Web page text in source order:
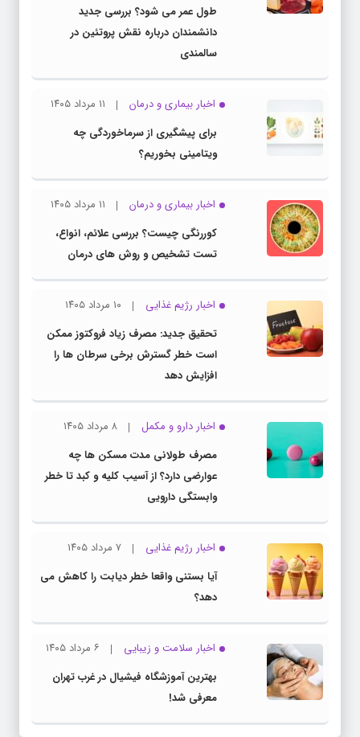
طول عمر می شود؟ بررسی جدید
دانشمندان درباره نقش پروتئین در
سالمندی
اخبار بیماری و درمان
۱۱ مرداد ۱۴۰۵
برای پیشگیری از سرماخوردگی چه
ویتامینی بخوریم؟
اخبار بیماری و درمان
۱۱ مرداد ۱۴۰۵
کوررنگی چیست؟ بررسی علائم، انواع،
تست تشخیص و روش های درمان
اخبار رژیم غذایی
۱۰ مرداد ۱۴۰۵
تحقیق جدید: مصرف زیاد فروکتوز ممکن
است خطر گسترش برخی سرطان ها را
افزایش دهد
اخبار دارو و مکمل
۸ مرداد ۱۴۰۵
مصرف طولانی مدت مسکن ها چه
عوارضی دارد؟ از آسیب کلیه و کبد تا خطر
وابستگی دارویی
اخبار رژیم غذایی
۷ مرداد ۱۴۰۵
آیا بستنی واقعا خطر دیابت را کاهش می
دهد؟
اخبار سلامت و زیبایی
۶ مرداد ۱۴۰۵
بهترین آموزشگاه فیشیال در غرب تهران
معرفی شد!